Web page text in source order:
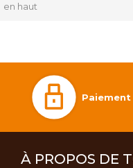
en haut
Paiement
À PROPOS DE